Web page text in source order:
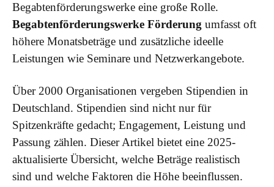
Begabtenförderungswerke eine große Rolle.
Begabtenförderungswerke Förderung umfasst oft
höhere Monatsbeträge und zusätzliche ideelle
Leistungen wie Seminare und Netzwerkangebote.
Über 2000 Organisationen vergeben Stipendien in
Deutschland. Stipendien sind nicht nur für
Spitzenkräfte gedacht; Engagement, Leistung und
Passung zählen. Dieser Artikel bietet eine 2025-
aktualisierte Übersicht, welche Beträge realistisch
sind und welche Faktoren die Höhe beeinflussen.